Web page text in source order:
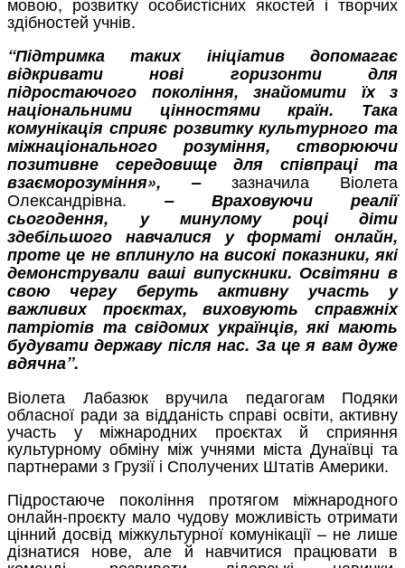
здібностей учнів.
“Підтримка таких ініціатив допомагає
відкривати нові горизонти для
підростаючого покоління, знайомити їх з
національними цінностями країн. Така
комунікація сприяє розвитку культурного та
міжнаціонального розуміння, створюючи
позитивне середовище для співпраці та
взаєморозуміння», –зазначила Віолета
Олександрівна. – Враховуючи реалії
сьогодення, у минулому році діти
здебільшого навчалися у форматі онлайн,
проте це не вплинуло на високі показники, які
демонстрували ваші випускники. Освітяни в
свою чергу беруть активну участь у
важливих проєктах, виховують справжніх
патріотів та свідомих українців, які мають
будувати державу після нас. За це я вам дуже
вдячна”.
Віолета Лабазюк вручила педагогам Подяки
обласної ради за відданість справі освіти, активну
участь у міжнародних проєктах й сприяння
культурному обміну між учнями міста Дунаївці та
партнерами з Грузії і Сполучених Штатів Америки.
Підростаюче покоління протягом міжнародного
онлайн-проєкту мало чудову можливість отримати
цінний досвід міжкультурної комунікації – не лише
дізнатися нове, але й навчитися працювати в